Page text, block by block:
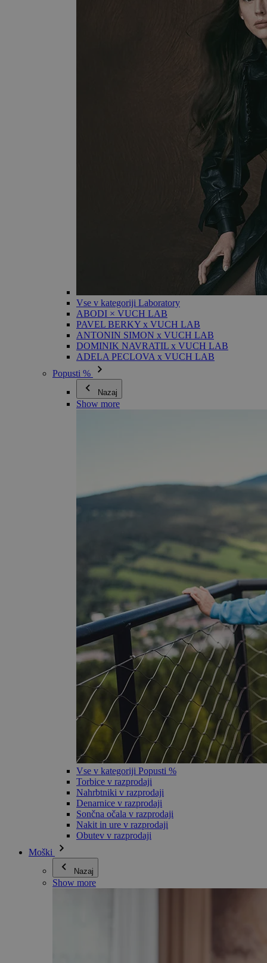
Vse v kategoriji Laboratory
ABODI × VUCH LAB
PAVEL BERKY x VUCH LAB
ANTONIN SIMON x VUCH LAB
DOMINIK NAVRATIL x VUCH LAB
ADELA PECLOVA x VUCH LAB
Popusti %
Nazaj
Show more
Vse v kategoriji Popusti %
Torbice v razprodaji
Nahrbtniki v razprodaji
Denarnice v razprodaji
Sončna očala v razprodaji
Nakit in ure v razprodaji
Obutev v razprodaji
Moški
Nazaj
Show more